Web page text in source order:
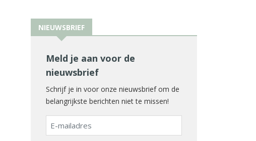
NIEUWSBRIEF
Meld je aan voor de
nieuwsbrief
Schrijf je in voor onze nieuwsbrief om de
belangrijkste berichten niet te missen!
E-
mailadres